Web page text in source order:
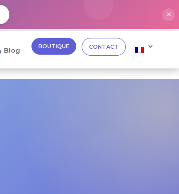
✕
Blog BOUTIQUE CONTACT